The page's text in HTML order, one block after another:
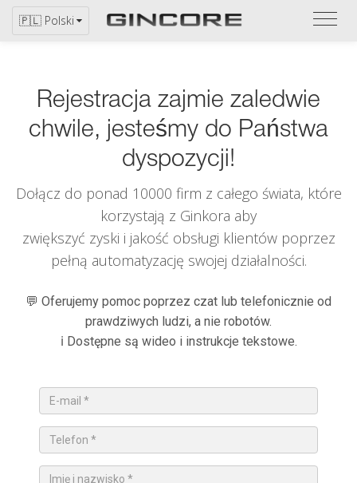
🇵🇱 Polski
Rejestracja zajmie zaledwie
chwile, jesteśmy do Państwa
dyspozycji!
Dołącz do ponad 10000 firm z całego świata, które
korzystają z Ginkora aby
zwiększyć zyski i jakość obsługi klientów poprzez
pełną automatyzację swojej działalności.
💬 Oferujemy pomoc poprzez czat lub telefonicznie od
prawdziwych ludzi, a nie robotów.
ℹ️ Dostępne są wideo i instrukcje tekstowe.